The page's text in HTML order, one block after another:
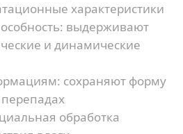
характеристики
выдерживают
и динамические
сохраняют форму
обработка